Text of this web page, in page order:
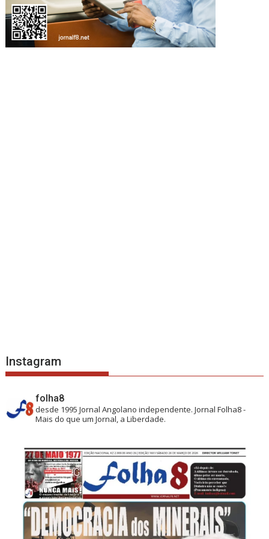
Instagram
folha8
desde 1995 Jornal Angolano independente.Jornal Folha8 -
Mais do que um Jornal, a Liberdade.